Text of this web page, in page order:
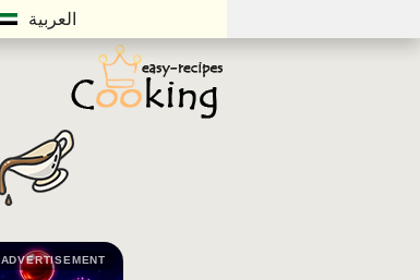
العربية
ADVERTISEMENT